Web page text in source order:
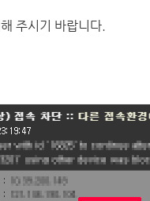
해 주시기 바랍니다.